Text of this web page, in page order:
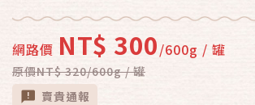
網路價 NT$ 300/600g / 罐
原價NT$ 320/600g / 罐
賣貴通報